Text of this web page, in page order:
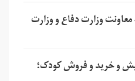
معاونت وزارت دفاع و وزارت
و خرید و فروش کودک؛